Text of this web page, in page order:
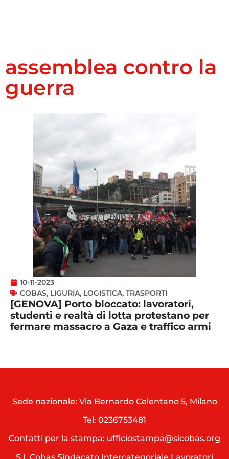
assemblea contro la
guerra
10-11-2023
COBAS, LIGURIA, LOGISTICA, TRASPORTI
[GENOVA] Porto bloccato: lavoratori,
studenti e realtà di lotta protestano per
fermare massacro a Gaza e traffico armi
Sede nazionale: Via Bernardo Celentano 5, Milano
Tel: 0236753481
Contatti per la stampa: ufficiostampa@sicobas.org
S.I. Cobas Sindacato Intercategoriale Lavoratori